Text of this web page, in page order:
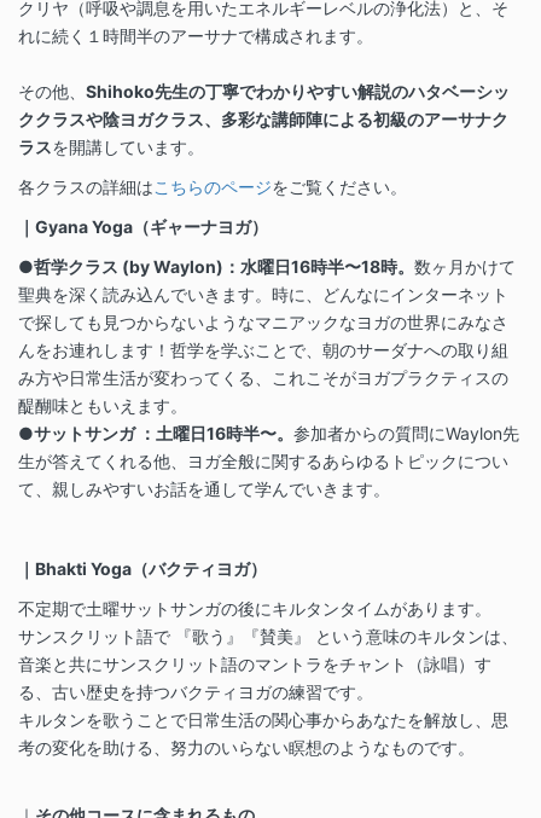
クリヤ（呼吸や調息を用いたエネルギーレベルの浄化法）と、そ
れに続く１時間半のアーサナで構成されます。
その他、 Shihoko先生の丁寧でわかりやすい解説のハタベーシッ
ククラスや陰ヨガクラス、多彩な講師陣による初級のアーサナク
ラスを開講しています。
各クラスの詳細はこちらのページをご覧ください。
｜Gyana Yoga（ギャーナヨガ）
●哲学クラス (by Waylon)：水曜日16時半〜18時。 数ヶ月かけて
聖典を深く読み込んでいきます。時に、どんなにインターネット
で探しても見つからないようなマニアックなヨガの世界にみなさ
んをお連れします！哲学を学ぶことで、朝のサーダナへの取り組
み方や日常生活が変わってくる、これこそがヨガプラクティスの
醍醐味ともいえます。
●サットサンガ ：土曜日16時半〜。 参加者からの質問にWaylon先
生が答えてくれる他、ヨガ全般に関するあらゆるトピックについ
て、親しみやすいお話を通して学んでいきます。
｜Bhakti Yoga（バクティヨガ）
不定期で土曜サットサンガの後にキルタンタイムがあります。
サンスクリット語で 『歌う』『賛美』 という意味のキルタンは、
音楽と共にサンスクリット語のマントラをチャント（詠唱）す
る、古い歴史を持つバクティヨガの練習です。
キルタンを歌うことで日常生活の関心事からあなたを解放し、思
考の変化を助ける、努力のいらない瞑想のようなものです。